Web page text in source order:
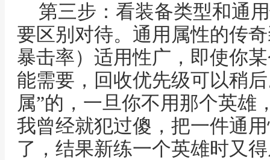
第三步：看装备类型和通
要区别对待。通用属性的传
暴击率）适用性广，即使你
能需要，回收优先级可以稍
属”的，一旦你不用那个英雄
我曾经就犯过傻，把一件通
了，结果新练一个英雄时又